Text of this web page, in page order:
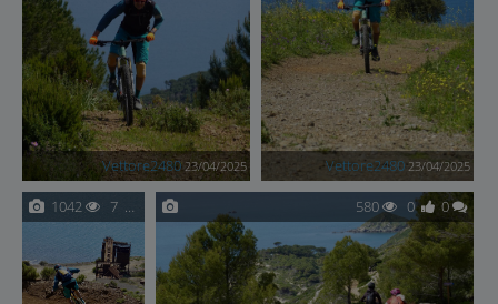
Vettore2480 23/04/2025 Vettore2480 23/04/2025
1042 7 580 0 0